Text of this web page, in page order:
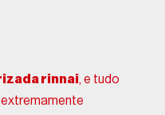
rinnai, e tudo